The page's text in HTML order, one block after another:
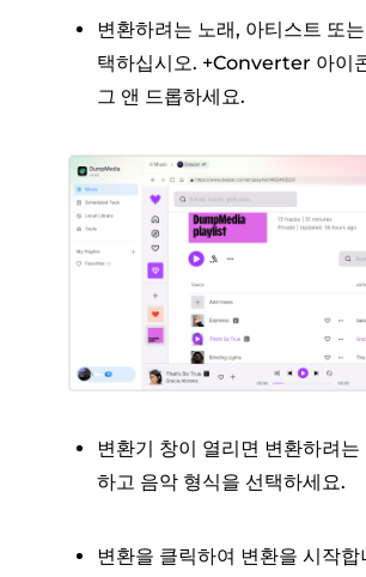
변환하려는 노래, 아티스트 또
택하십시오. +Converter 아이
그 앤 드롭하세요.
변환기 창이 열리면 변환하려는
하고 음악 형식을 선택하세요.
변환을 클릭하여 변환을 시작합